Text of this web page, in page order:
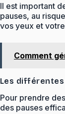
Il est important
pauses, au
vos yeux et
Comment
Les
Pour prendre
des pauses